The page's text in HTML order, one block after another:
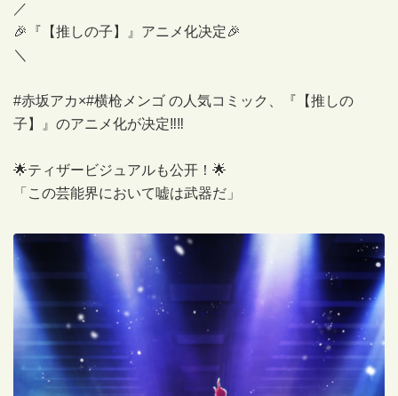
／
🎉『【推しの子】』アニメ化决定🎉
＼
#赤坂アカ×#横枪メンゴ の人気コミック、『【推しの
子】』のアニメ化が决定‼️‼️
🌟ティザービジュアルも公开！🌟
「この芸能界において嘘は武器だ」